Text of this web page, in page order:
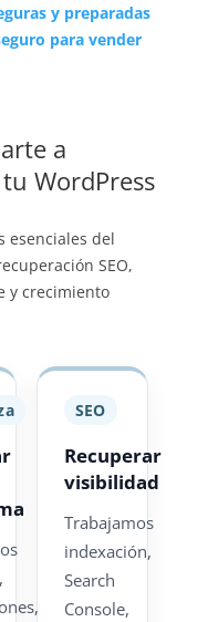
y preparadas
para vender
a
WordPress
esenciales del
SEO,
y crecimiento
SEO
Recuperar
visibilidad
Trabajamos
indexación,
Search
Console,